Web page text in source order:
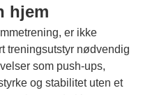
hjem
er ikke
treningsutstyr nødvendig
som push-ups,
og stabilitet uten et